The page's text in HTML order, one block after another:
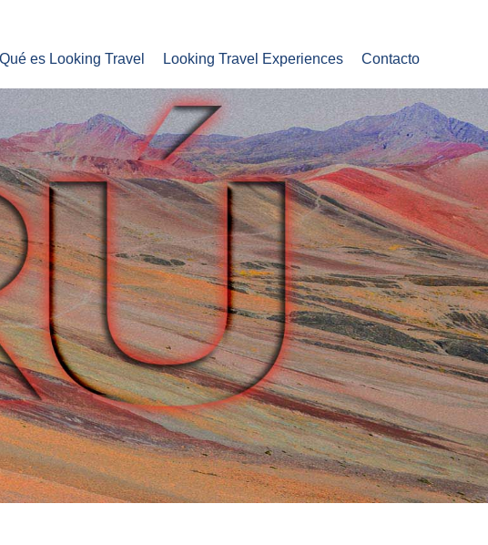
Qué es Looking Travel Looking Travel Experiences Contacto